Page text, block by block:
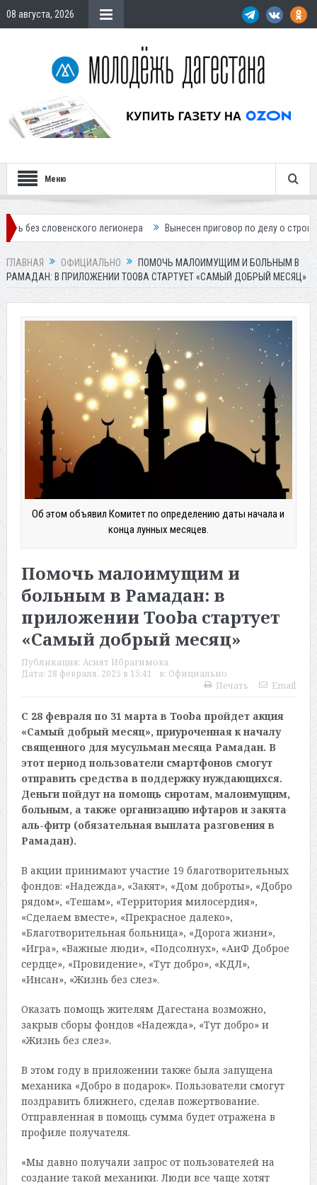
08 августа, 2026
Меню
легионера Вынесен приговор по делу о строительстве
ГЛАВНАЯ ОФИЦИАЛЬНО
ПОМОЧЬ МАЛОИМУЩИМ И БОЛЬНЫМ В
РАМАДАН: В ПРИЛОЖЕНИИ TOOBA СТАРТУЕТ «САМЫЙ ДОБРЫЙ МЕСЯЦ»
Об этом объявил Комитет по определению даты начала и
конца лунных месяцев.
Помочь малоимущим и
больным в Рамадан: в
приложении Tooba стартует
«Самый добрый месяц»
Публикация: Асият Ибрагимова
Дата: 28 февраля, 2025 в 15:41 в: Официально
Печать
Email
С 28 февраля по 31 марта в Tooba пройдет акция
«Самый добрый месяц», приуроченная к началу
священного для мусульман месяца Рамадан. В
этот период пользователи смартфонов смогут
отправить средства в поддержку нуждающихся.
Деньги пойдут на помощь сиротам, малоимущим,
больным, а также организацию ифтаров и закята
аль-фитр (обязательная выплата разговения в
Рамадан).
В акции принимают участие 19 благотворительных
фондов: «Надежда», «Закят», «Дом доброты», «Добро
рядом», «Тешам», «Территория милосердия»,
«Сделаем вместе», «Прекрасное далеко»,
«Благотворительная больница», «Дорога жизни»,
«Игра», «Важные люди», «Подсолнух», «АиФ Доброе
сердце», «Провидение», «Тут добро», «КДЛ»,
«Инсан», «Жизнь без слез».
Оказать помощь жителям Дагестана возможно,
закрыв сборы фондов «Надежда», «Тут добро» и
«Жизнь без слез».
В этом году в приложении также была запущена
механика «Добро в подарок». Пользователи смогут
поздравить ближнего, сделав пожертвование.
Отправленная в помощь сумма будет отражена в
профиле получателя.
«Мы давно получали запрос от пользователей на
создание такой механики. Люди все чаще хотят